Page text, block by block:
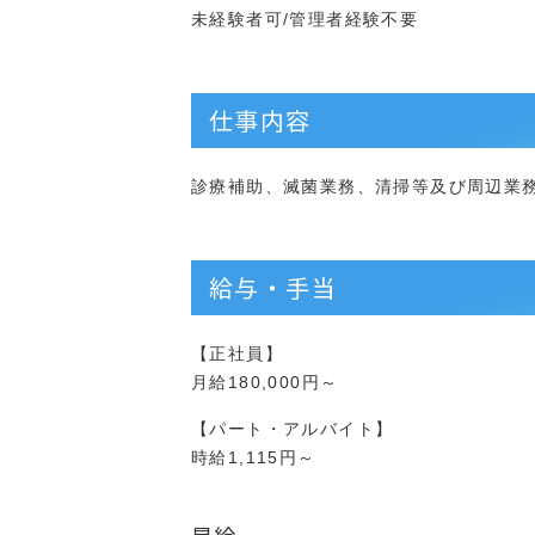
未経験者可/管理者経験不要
仕事内容
診療補助、滅菌業務、清掃等及び周辺業
給与・手当
【正社員】
月給180,000円～
【パート・アルバイト】
時給1,115円～